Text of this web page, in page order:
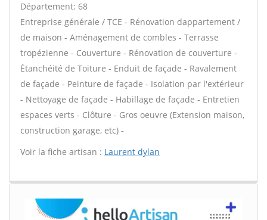
Département: 68
Entreprise générale / TCE - Rénovation dappartement /
de maison - Aménagement de combles - Terrasse
tropézienne - Couverture - Rénovation de couverture -
Étanchéité de Toiture - Enduit de façade - Ravalement
de façade - Peinture de façade - Isolation par l'extérieur
- Nettoyage de façade - Habillage de façade - Entretien
espaces verts - Clôture - Gros oeuvre (Extension maison,
construction garage, etc) -
Voir la fiche artisan : Laurent dylan